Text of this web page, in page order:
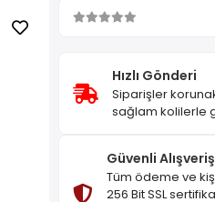
Hızlı Gönderi
Siparişler
sağlam kolilerle
Güvenli Alışveriş
Tüm ödeme ve
256 Bit SSL